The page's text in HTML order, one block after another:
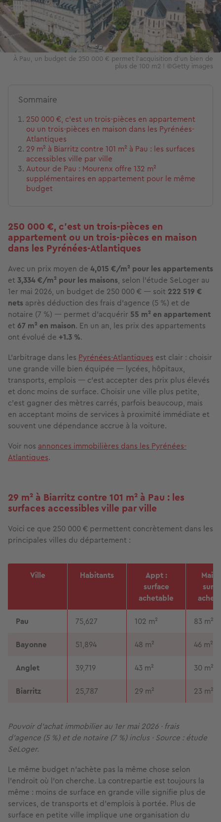
À Pau, un budget de 250 000 € permet l'acquisition d'un bien de
plus de 100 m2 ! ©Getty images
Sommaire
250 000 €, c'est un trois-pièces en appartement
ou un trois-pièces en maison dans les Pyrénées-
Atlantiques
29 m² à Biarritz contre 101 m² à Pau : les surfaces
accessibles ville par ville
Autour de Pau : Mourenx offre 132 m²
supplémentaires en appartement pour le même
budget
250 000 €, c'est un trois-pièces en
appartement ou un trois-pièces en maison
dans les Pyrénées-Atlantiques
Avec un prix moyen de 4,015 €/m² pour les appartements
et 3,334 €/m² pour les maisons, selon l'étude SeLoger au
1er mai 2026, un budget de 250 000 € — soit 222 519 €
nets après déduction des frais d'agence (5 %) et de
notaire (7 %) — permet d'acquérir 55 m² en appartement
et 67 m² en maison. En un an, les prix des appartements
ont évolué de +1.3 %.
L'arbitrage dans les Pyrénées-Atlantiques est clair : choisir
une grande ville bien équipée — lycées, hôpitaux,
transports, emplois — c'est accepter des prix plus élevés
et donc moins de surface. Choisir une ville plus petite,
c'est gagner des mètres carrés, parfois beaucoup, mais
en acceptant moins de services à proximité immédiate et
souvent une dépendance accrue à la voiture.
Voir nos annonces immobilières dans les Pyrénées-
Atlantiques.
29 m² à Biarritz contre 101 m² à Pau : les
surfaces accessibles ville par ville
Voici ce que 250 000 € permettent concrètement dans les
principales villes du département :
Ville Habitants
Appt :
surface
achetable
Pau 75,627 102 m² 83 m²
Bayonne 51,894 48 m² 46 m²
Anglet 39,719 43 m² 30 m²
Biarritz 25,787 29 m² 23 m²
Pouvoir d'achat immobilier au 1er mai 2026 · frais
d'agence (5 %) et de notaire (7 %) inclus · Source : étude
SeLoger.
Le même budget n'achète pas la même chose selon
l'endroit où l'on cherche. La contrepartie est toujours la
même : moins de surface en grande ville signifie plus de
services, de transports et d'emplois à portée. Plus de
surface en petite ville implique une organisation du